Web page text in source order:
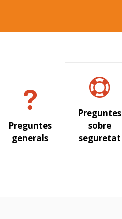
Preguntes
generals
Preguntes
sobre
seguretat